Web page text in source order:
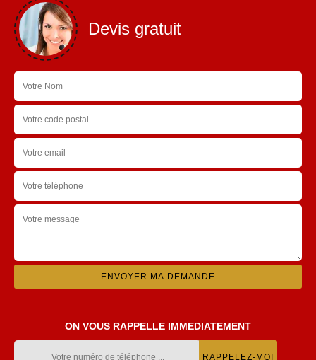
Devis gratuit
ON VOUS RAPPELLE IMMEDIATEMENT